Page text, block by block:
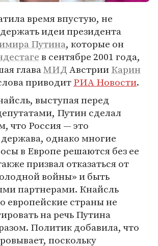
время впустую, не
идеи президента
Путина, которые он
в сентябре 2001 года,
главаМИДАвстрииКарин
приводитРИА Новости.
выступая перед
Путин сделал
что Россия — это
однако многие
в Европе решаются без ее
призвал отказаться от
войны» и быть
партнерами. Кнайсль
европейские страны не
на речь Путина
Политик добавила, что
поскольку